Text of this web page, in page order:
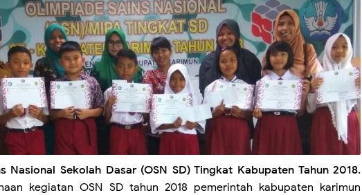
Nasional Sekolah Dasar (OSN SD) Tingkat Kabupaten Tahun 2018.
kegiatan OSN SD tahun 2018 pemerintah kabupaten karimun